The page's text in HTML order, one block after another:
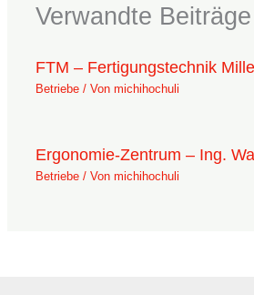
Verwandte Beiträge
FTM – Fertigungstechnik
Betriebe / Vonmichihochuli
Ergonomie-Zentrum – Ing.
Betriebe / Vonmichihochuli